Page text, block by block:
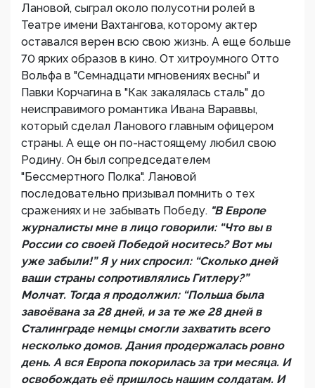
Лановой, сыграл около полусотни ролей в
Театре имени Вахтангова, которому актер
оставался верен всю свою жизнь. А еще больше
70 ярких образов в кино. От хитроумного Отто
Вольфа в "Семнадцати мгновениях весны" и
Павки Корчагина в "Как закалялась сталь" до
неисправимого романтика Ивана Вараввы,
который сделал Ланового главным офицером
страны. А еще он по-настоящему любил свою
Родину. Он был сопредседателем
"Бессмертного Полка". Лановой
последовательно призывал помнить о тех
сражениях и не забывать Победу. "В Европе
журналисты мне в лицо говорили: “Что вы в
России со своей Победой носитесь? Вот мы
уже забыли!” Я у них спросил: “Сколько дней
ваши страны сопротивлялись Гитлеру?”
Молчат. Тогда я продолжил: “Польша была
завоёвана за 28 дней, и за те же 28 дней в
Сталинграде немцы смогли захватить всего
несколько домов. Дания продержалась ровно
день. А вся Европа покорилась за три месяца. И
освобождать её пришлось нашим солдатам. И